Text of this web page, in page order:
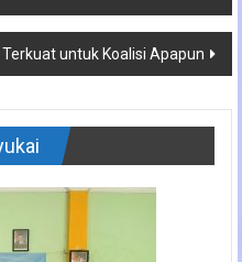
untuk Koalisi Apapun